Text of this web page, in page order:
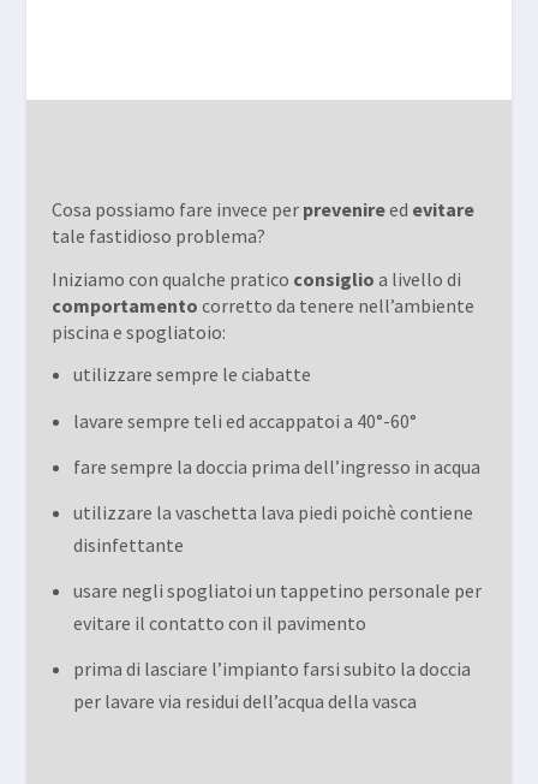
Cosa possiamo fare invece per prevenireed evitare
tale fastidioso problema?
Iniziamo con qualche pratico consiglio a livello di
comportamento corretto da tenere nell’ambiente
piscina e spogliatoio:
utilizzare sempre le ciabatte
lavare sempre teli ed accappatoi a 40°-60°
fare sempre la doccia prima dell’ingresso in acqua
utilizzare la vaschetta lava piedi poichè contiene
disinfettante
usare negli spogliatoi un tappetino personale per
evitare il contatto con il pavimento
prima di lasciare l’impianto farsi subito la doccia
per lavare via residui dell’acqua della vasca